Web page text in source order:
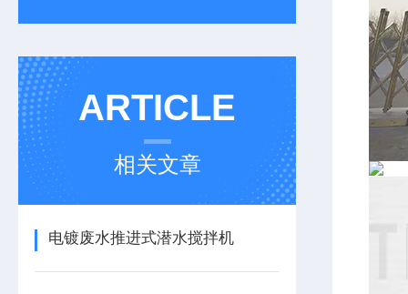
ARTICLE
相关文章
电镀废水推进式潜水搅拌机